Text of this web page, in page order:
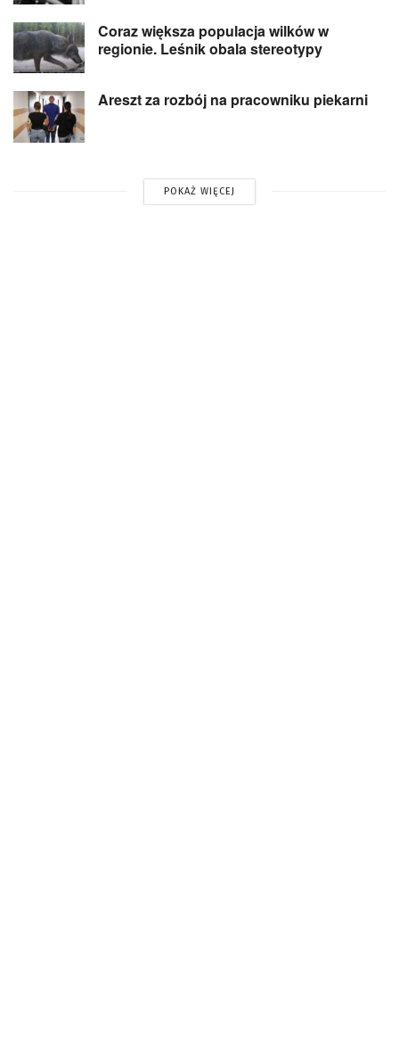
Coraz większa populacja wilków w
regionie. Leśnik obala stereotypy
Areszt za rozbój na pracowniku piekarni
POKAŻ WIĘCEJ